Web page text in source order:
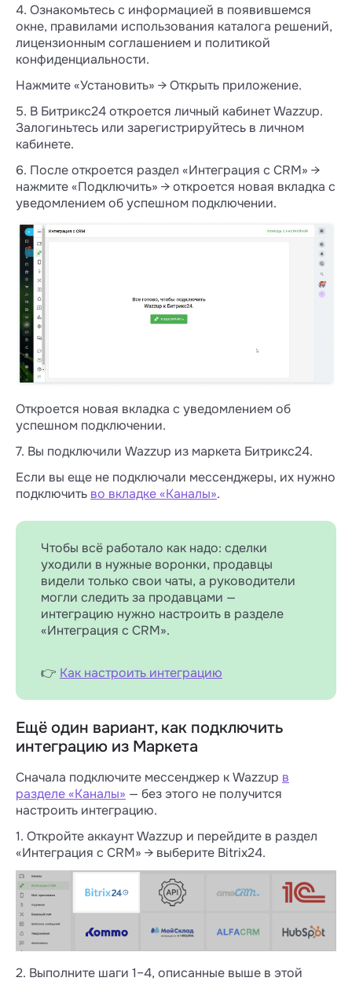
4. Ознакомьтесь с информацией в появившемся
окне, правилами использования каталога решений,
лицензионным соглашением и политикой
конфиденциальности.
Нажмите «Установить» → Открыть приложение.
5. В Битрикс24 откроется личный кабинет Wazzup.
Залогиньтесь или зарегистрируйтесь в личном
кабинете.
6. После откроется раздел «Интеграция с CRM» →
нажмите «Подключить» → откроется новая вкладка с
уведомлением об успешном подключении.
Откроется новая вкладка с уведомлением об
успешном подключении.
7. Вы подключили Wazzup из маркета Битрикс24.
Если вы еще не подключали мессенджеры, их нужно
подключить во вкладке «Каналы».
Чтобы всё работало как надо: сделки
уходили в нужные воронки, продавцы
видели только свои чаты, а руководители
могли следить за продавцами —
интеграцию нужно настроить в разделе
«Интеграция с CRM».
👉 Как настроить интеграцию
Ещё один вариант, как подключить
интеграцию из Маркета
Сначала подключите мессенджер к Wazzup в
разделе «Каналы» — без этого не получится
настроить интеграцию.
1. Откройте аккаунт Wazzup и перейдите в раздел
«Интеграция с CRM» → выберите Bitrix24.
2. Выполните шаги 1–4, описанные выше в этой